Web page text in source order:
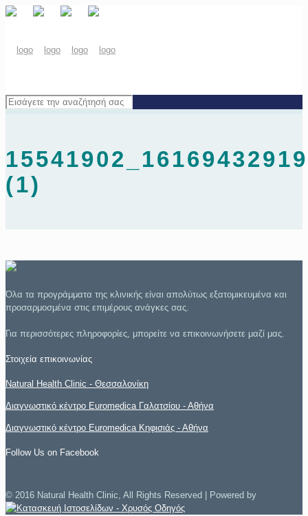
(1)
Όλα τα προγράμματα της κλινικής είναι απολύτως εξατομικευμένα και
προσαρμοσμένα στις επιμέρους ανάγκες σας.
Για περισσότερες πληροφορίες, μπορείτε να επικοινωνήσετε μαζί μας.
Στοιχεία επικοινωνίας
Natural Health Clinic - Θεσσαλονίκη
Διαγνωστικό κέντρο Euromedica Γαλατσίου - Αθήνα
Διαγνωστικό κέντρο Euromedica Κηφισιάς - Αθήνα
Follow Us on Facebook
© 2016 Natural Health Clinic, All Rights Reserved | Powered by